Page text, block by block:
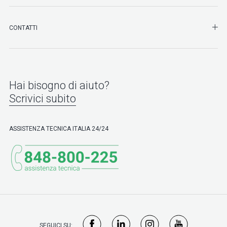
CONTATTI
Hai bisogno di aiuto?
Scrivici subito
ASSISTENZA TECNICA ITALIA 24/24
SEGUICI SU: